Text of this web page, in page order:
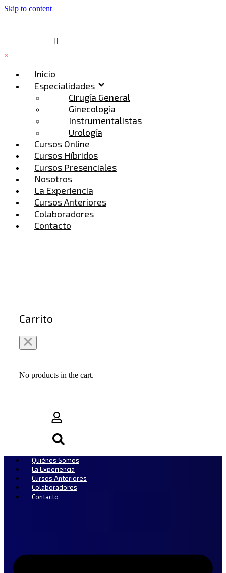
Skip to content
×
Inicio
Especialidades
Cirugía General
Ginecología
Instrumentalistas
Urología
Cursos Online
Cursos Híbridos
Cursos Presenciales
Nosotros
La Experiencia
Cursos Anteriores
Colaboradores
Contacto
Carrito
No products in the cart.
Quiénes Somos
La Experiencia
Cursos Anteriores
Colaboradores
Contacto